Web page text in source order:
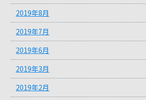
2019年8月
2019年7月
2019年6月
2019年3月
2019年2月